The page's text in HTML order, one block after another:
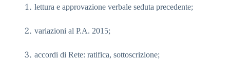
lettura e approvazione verbale seduta precedente;
variazioni al P.A. 2015;
accordi di Rete: ratifica, sottoscrizione;